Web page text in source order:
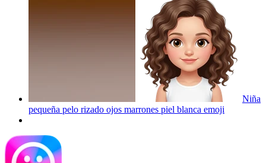
Niña
pequeña pelo rizado ojos marrones piel blanca emoji